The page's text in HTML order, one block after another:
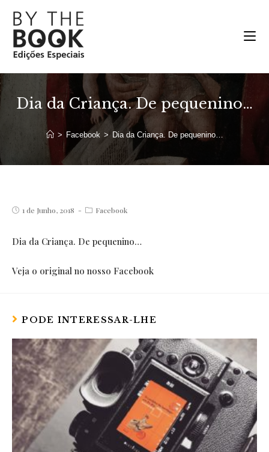
para
conteúdo
Dia da Criança. De pequenino…
> Facebook > Dia da Criança. De pequenino…
Post1 de Junho, 2018
PostFacebook
Dia da Criança. De pequenino…
Veja o original no nosso Facebook
PODE INTERESSAR-LHE